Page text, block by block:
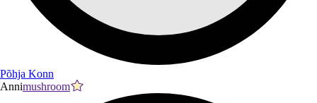
Põhja Konn
Annimushroom